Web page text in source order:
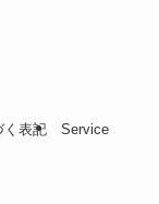
く表記
Service